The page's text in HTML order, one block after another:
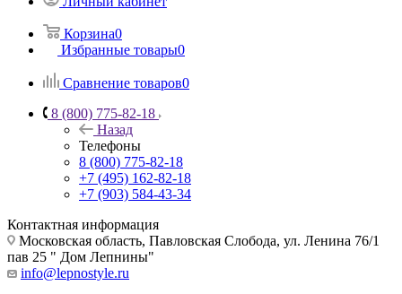
Корзина0
Избранные товары0
Сравнение товаров0
8 (800) 775-82-18
Назад
Телефоны
8 (800) 775-82-18
+7 (495) 162-82-18
+7 (903) 584-43-34
Контактная информация
Московская область, Павловская Слобода, ул. Ленина 76/1
пав 25 " Дом Лепнины"
info@lepnostyle.ru